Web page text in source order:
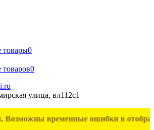
товары0
0
улица, вл112с1
временные ошибки в отображении